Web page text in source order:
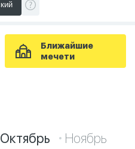
Ближайшие
мечети
Октябрь Ноябрь